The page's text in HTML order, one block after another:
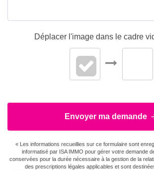
Déplacer l'image dans le cadre
Envoyer ma demande
« Les informations recueillies sur ce formulaire sont
informatisé par ISA IMMO pour gérer votre demande
conservées pour la durée nécessaire à la gestion de la
des prescriptions légales applicables et sont